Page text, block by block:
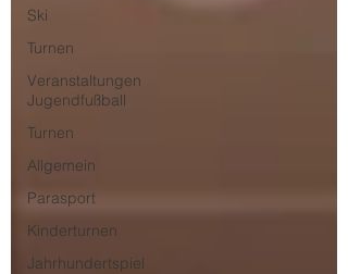
Ski
Turnen
Veranstaltungen
Jugendfußball
Turnen
Allgemein
Parasport
Kinderturnen
Jahrhundertspiel